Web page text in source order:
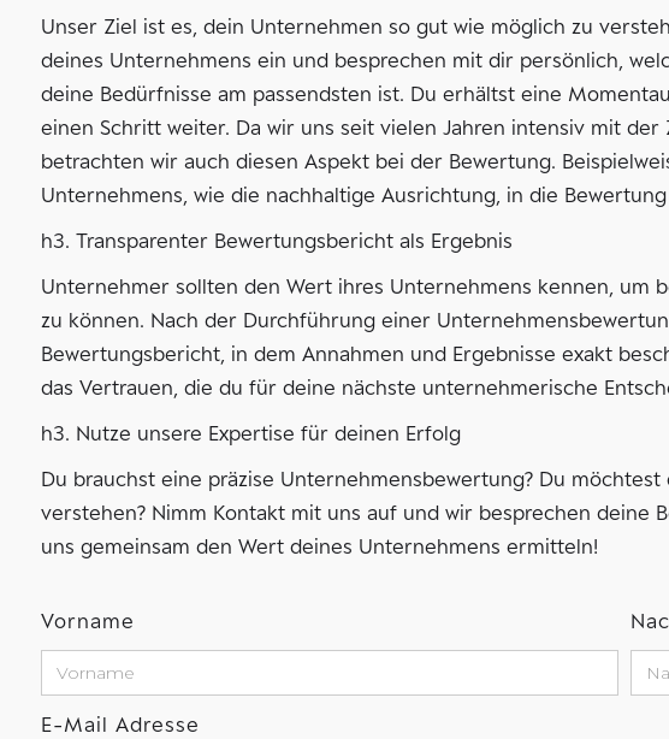
Unser Ziel ist es, dein Unternehmen so gut wie möglich zu
deines Unternehmens ein und besprechen mit dir persönlich,
deine Bedürfnisse am passendsten ist. Du erhältst eine
einen Schritt weiter. Da wir uns seit vielen Jahren intensiv mit
betrachten wir auch diesen Aspekt bei der Bewertung.
Unternehmens, wie die nachhaltige Ausrichtung, in die
h3. Transparenter Bewertungsbericht als Ergebnis
Unternehmer sollten den Wert ihres Unternehmens kennen, um
zu können. Nach der Durchführung einer
Bewertungsbericht, in dem Annahmen und Ergebnisse exakt
das Vertrauen, die du für deine nächste unternehmerische
h3. Nutze unsere Expertise für deinen Erfolg
Du brauchst eine präzise Unternehmensbewertung? Du
verstehen? Nimm Kontakt mit uns auf und wir besprechen deine
uns gemeinsam den Wert deines Unternehmens ermitteln!
Vorname
E-Mail Adresse